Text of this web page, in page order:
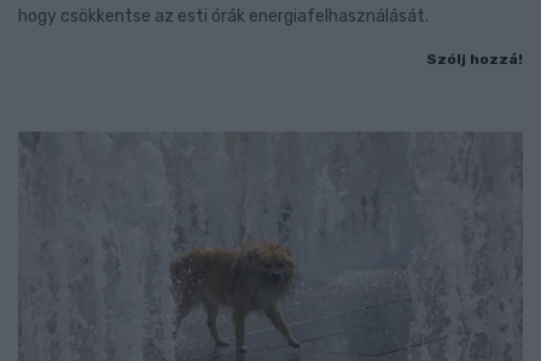
hogy csökkentse az esti órák energiafelhasználását.
Szólj hozzá!